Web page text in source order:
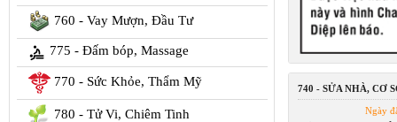
760 - Vay Mượn, Đầu Tư
775 - Đấm bóp, Massage
770 - Sức Khỏe, Thẩm Mỹ
780 - Tử Vi, Chiêm Tinh
740 - SỬA NHÀ, CƠ
Ngày